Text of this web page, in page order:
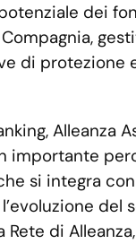
dei
di
si integra
Rete di